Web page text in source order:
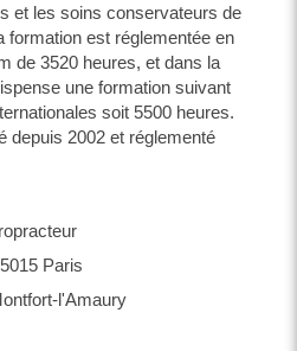
et les soins conservateurs de
formation est réglementée en
de 3520 heures, et dans la
une formation suivant
soit 5500 heures.
depuis 2002 et réglementé
Paris
l'Amaury